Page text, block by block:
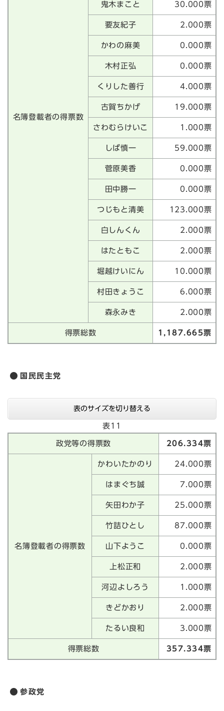
名簿登載者の得票数
鬼木まこと 30.000票
要友紀子 2.000票
かわの麻美 0.000票
木村正弘 0.000票
くりした善行 4.000票
古賀ちかげ 19.000票
さわむらけいこ 1.000票
しば慎一 59.000票
菅原美香 0.000票
田中勝一 0.000票
つじもと清美 123.000票
白しんくん 2.000票
はたともこ 2.000票
堀越けいにん 10.000票
村田きょうこ 6.000票
森永みき 2.000票
得票総数 1,187.665票
国民民主党
表のサイズを切り替える
表11
政党等の得票数 206.334票
名簿登載者の得票数
かわいたかのり 24.000票
はまぐち誠 7.000票
矢田わか子 25.000票
竹詰ひとし 87.000票
山下ようこ 0.000票
上松正和 2.000票
河辺よしろう 1.000票
きどかおり 2.000票
たるい良和 3.000票
得票総数 357.334票
参政党